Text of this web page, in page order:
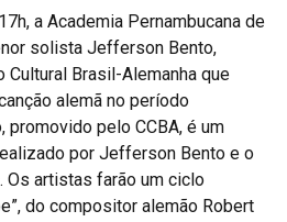
a Academia Pernambucana de
solista Jefferson Bento,
Cultural Brasil-Alemanha que
alemã no período
promovido pelo CCBA, é um
por Jefferson Bento e o
Os artistas farão um ciclo
do compositor alemão Robert